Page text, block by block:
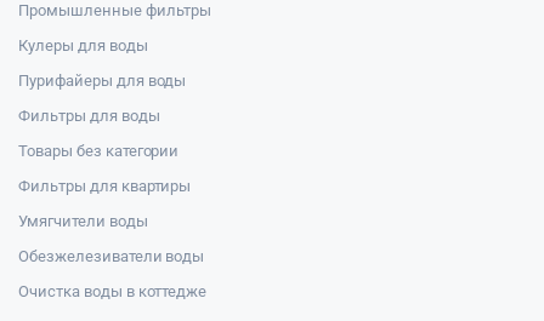
Промышленные фильтры
Кулеры для воды
Пурифайеры для воды
Фильтры для воды
Товары без категории
Фильтры для квартиры
Умягчители воды
Обезжелезиватели воды
Очистка воды в коттедже